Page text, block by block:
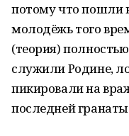
потому что пошли
молодёжь того
(теория)
служили Родине,
пикировали на
последней